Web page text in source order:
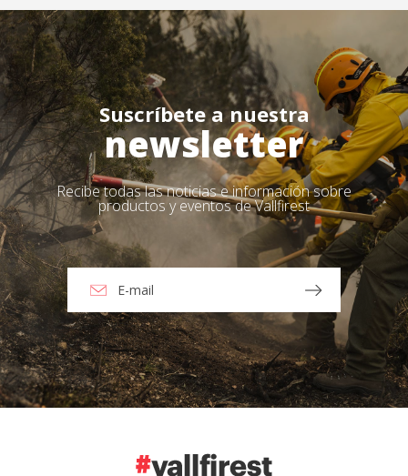
Suscríbete a nuestra
newsletter
Recibe todas las noticias e información sobre
productos y eventos de Vallfirest